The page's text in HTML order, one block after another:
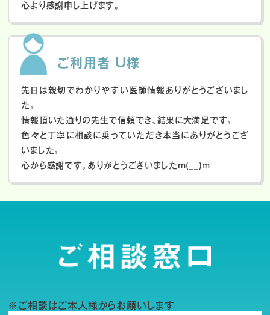
心より感謝申し上げます。
ご利用者 U様
先日は親切でわかりやすい医師情報ありがとうございまし
た。
情報頂いた通りの先生で信頼でき、結果に大満足です。
色々と丁寧に相談に乗っていただき本当にありがとうござ
いました。
心から感謝です。ありがとうございましたm(__)m
※ご相談はご本人様からお願いします